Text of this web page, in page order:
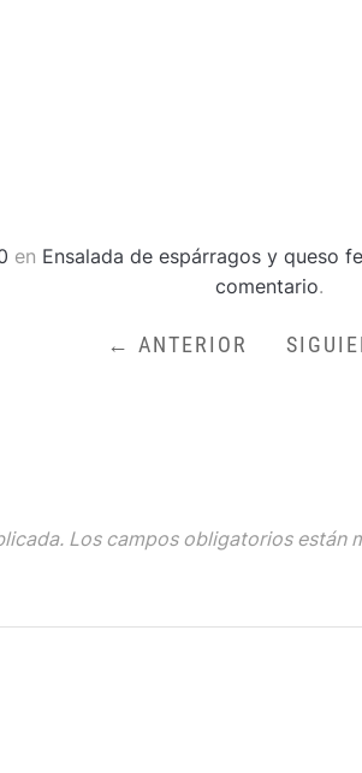
en Ensalada de espárragos y queso
comentario.
← ANTERIOR
Los campos obligatorios están